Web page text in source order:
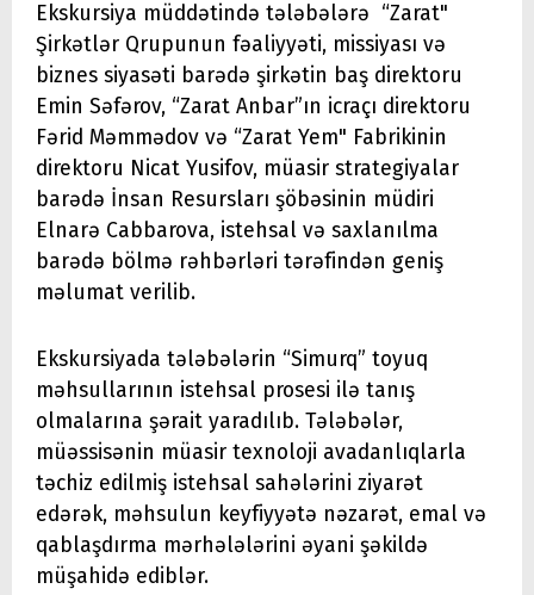
Ekskursiya müddətində tələbələrə “Zarat"
Şirkətlər Qrupunun fəaliyyəti, missiyası və
biznes siyasəti barədə şirkətin baş direktoru
Emin Səfərov, “Zarat Anbar”ın icraçı direktoru
Fərid Məmmədov və “Zarat Yem" Fabrikinin
direktoru Nicat Yusifov, müasir strategiyalar
barədə İnsan Resursları şöbəsinin müdiri
Elnarə Cabbarova, istehsal və saxlanılma
barədə bölmə rəhbərləri tərəfindən geniş
məlumat verilib.
Ekskursiyada tələbələrin “Simurq” toyuq
məhsullarının istehsal prosesi ilə tanış
olmalarına şərait yaradılıb. Tələbələr,
müəssisənin müasir texnoloji avadanlıqlarla
təchiz edilmiş istehsal sahələrini ziyarət
edərək, məhsulun keyfiyyətə nəzarət, emal və
qablaşdırma mərhələlərini əyani şəkildə
müşahidə ediblər.